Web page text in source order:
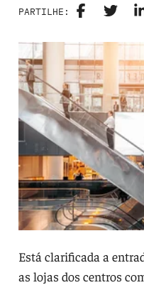
PARTILHE:
Está clarificada a
as lojas dos centros